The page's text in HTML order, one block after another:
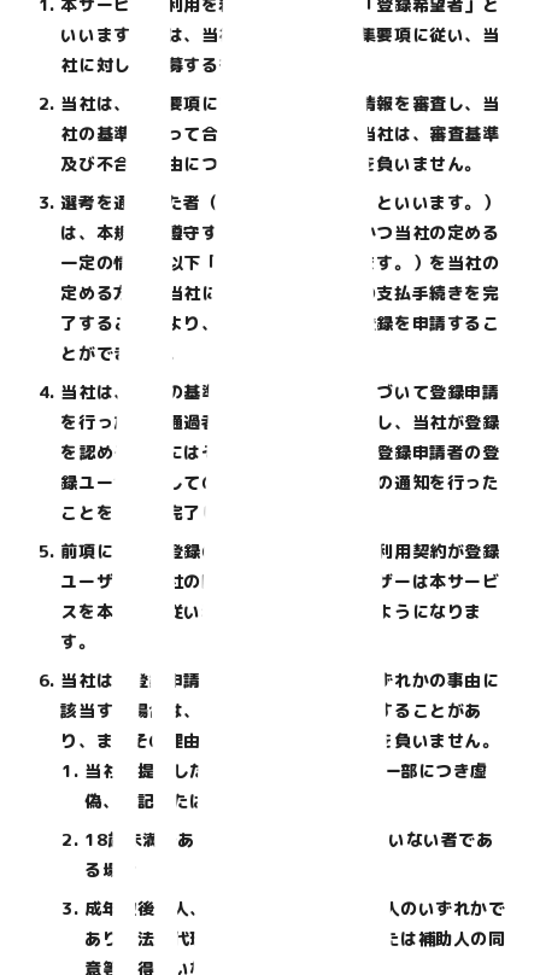
いいます。）は、当社が別途定める募集要項に従い、当
社に対して応募するものとします。
当社は、募集要項に基づき提出された情報を審査し、当
社の基準に従って合否を判断します。当社は、審査基準
及び不合格理由について一切開示義務を負いません。
選考を通過した者（以下「選考通過者」といいます。）
は、本規約を遵守することに同意し、かつ当社の定める
一定の情報（以下「登録事項」といいます。）を当社の
定める方法で当社に提供し、利用料金の支払手続きを完
了することにより、本サービスの利用登録を申請するこ
とができます。
当社は、当社の基準に従って、前項に基づいて登録申請
を行った選考通過者の登録の可否を判断し、当社が登録
を認める場合にはその旨を通知します。登録申請者の登
録ユーザーとしての登録は、当社が本項の通知を行った
ことをもって完了したものとします。
前項に定める登録の完了時に、サービス利用契約が登録
ユーザーと当社の間に成立し、登録ユーザーは本サービ
スを本規約に従い利用することができるようになりま
す。
当社は、登録申請者が、以下の各号のいずれかの事由に
該当する場合は、登録及び再登録を拒否することがあ
り、またその理由について一切開示義務を負いません。
当社に提供した登録事項の全部または一部につき虚
偽、誤記または記載漏れがあった場合
18歳未満であって親権者の同意を得ていない者であ
る場合
成年被後見人、被保佐人または被補助人のいずれかで
あり、法定代理人、後見人、保佐人または補助人の同
意等を得ていなかった場合